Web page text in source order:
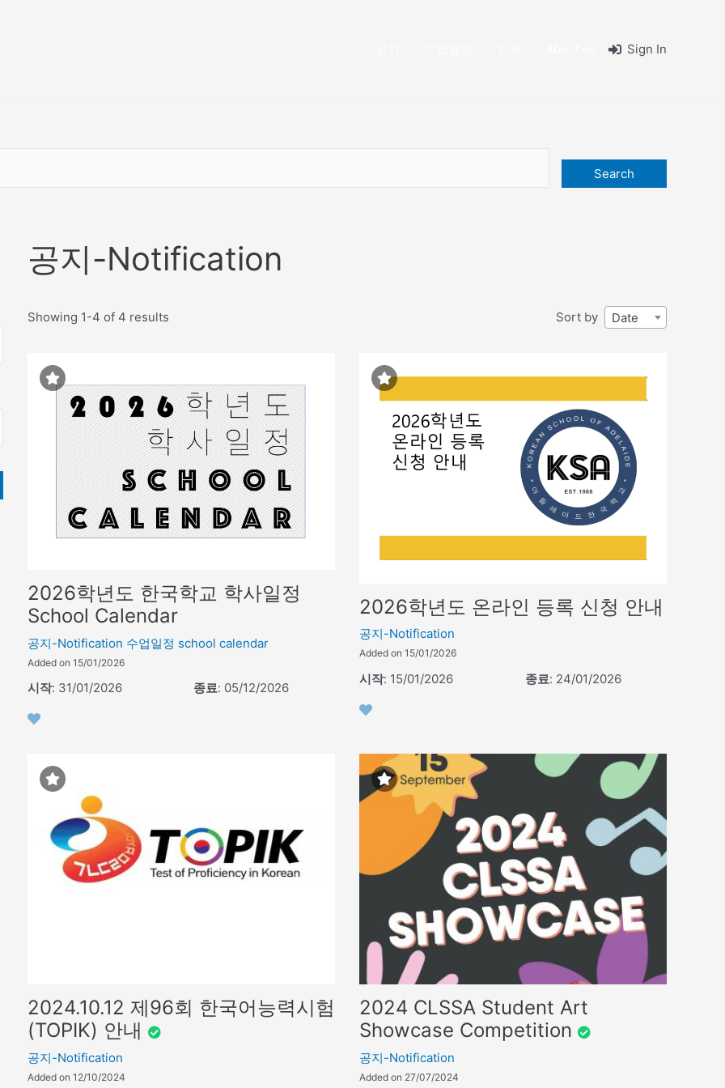
Sign In
Search
공지-Notification
Showing 1-4 of 4 results Sort by Date
2026학년도 한국학교 학사일정
School Calendar
공지-Notification 수업일정 school calendar
Added on 15/01/2026
시작: 31/01/2026 종료: 05/12/2026
2026학년도 온라인 등록 신청 안내
공지-Notification
Added on 15/01/2026
시작: 15/01/2026 종료: 24/01/2026
2024.10.12 제96회 한국어능력시험
(TOPIK) 안내
공지-Notification
Added on 12/10/2024
2024 CLSSA Student Art
Showcase Competition
공지-Notification
Added on 27/07/2024